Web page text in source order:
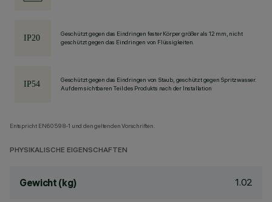
Geschützt gegen das Eindringen fester Körper größer als 12 mm, nicht
geschützt gegen das Eindringen von Flüssigkeiten.
Geschützt gegen das Eindringen von Staub, geschützt gegen Spritzwasser.
Auf dem sichtbaren Teil des Produkts nach der Installation
Entspricht EN60598-1 und den geltenden Vorschriften.
PHYSIKALISCHE EIGENSCHAFTEN
Gewicht (kg) 1.02